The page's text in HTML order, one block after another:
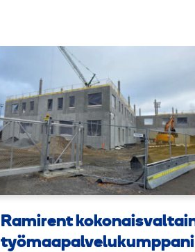
Ramirent
työmaapalvelukumppani